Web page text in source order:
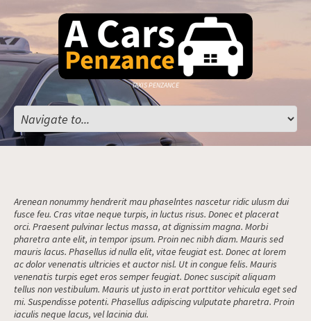
TAXIS PENZANCE
Arenean nonummy hendrerit mau phaselntes nascetur ridic ulusm dui
fusce feu. Cras vitae neque turpis, in luctus risus. Donec et placerat
orci. Praesent pulvinar lectus massa, at dignissim magna. Morbi
pharetra ante elit, in tempor ipsum. Proin nec nibh diam. Mauris sed
mauris lacus. Phasellus id nulla elit, vitae feugiat est. Donec at lorem
ac dolor venenatis ultricies et auctor nisl. Ut in congue felis. Mauris
venenatis turpis eget eros semper feugiat. Donec suscipit aliquam
tellus non vestibulum. Mauris ut justo in erat porttitor vehicula eget sed
mi. Suspendisse potenti. Phasellus adipiscing vulputate pharetra. Proin
iaculis neque lacus, vel lacinia dui.